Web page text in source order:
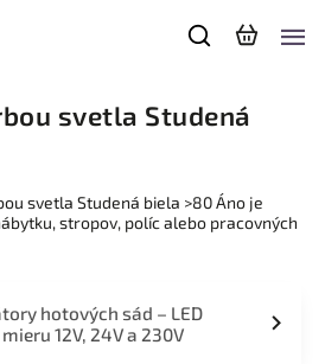
svetla Studená
svetla Studená biela >80 Áno je
stropov, políc alebo pracovných
hotových sád – LED
12V, 24V a 230V